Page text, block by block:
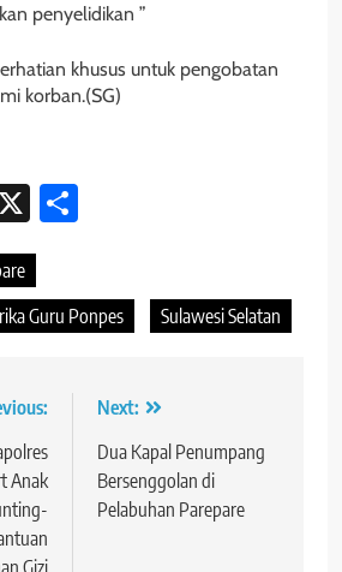
penyelidikan ”
khusus untuk pengobatan
korban.(SG)
X
Guru Ponpes
Sulawesi Selatan
Anak
Gizi
Next:
Dua Kapal Penumpang
Bersenggolan di
Pelabuhan Parepare